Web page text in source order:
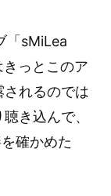
「sMiLea
っとこのア
れるのでは
き込んで、
確かめた